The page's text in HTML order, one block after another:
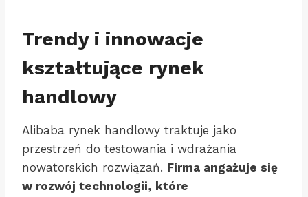
Trendy i innowacje
kształtujące rynek
handlowy
Alibaba rynek handlowy traktuje jako
przestrzeń do testowania i wdrażania
nowatorskich rozwiązań. Firma angażuje się
w rozwój technologii, które